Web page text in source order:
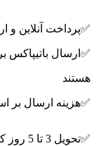
✅پرداخت آنلاین
✅ارسال باتیپاکس
هستند
✅هزینه ارسال
✅تحویل 3 تا 5 روز کاری